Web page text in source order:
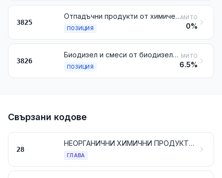
3825
Отпадъчни продукти от химическата или свързани с нея промишлености, неупоменати нито включени другаде; битови отпадъци; утайки от отпадъчни води; други отпадъци, упоменати в забележка 6 към настоящата глава
ПОЗИЦИЯ
МИТО
0%
3826
Биодизел и смеси от биодизел, които не съдържат нефтени масла или масла от битуминозни минерали, или ги съдържат, но под 70 % тегловно
ПОЗИЦИЯ
МИТО
6.5%
Свързани кодове
28
НЕОРГАНИЧНИ ХИМИЧНИ ПРОДУКТИ; НЕОРГАНИЧНИ ИЛИ ОРГАНИЧНИ СЪЕДИНЕНИЯ НА БЛАГОРОДНИ МЕТАЛИ, НА РАДИОАКТИВНИ ЕЛЕМЕНТИ, НА РЕДКОЗЕМНИ МЕТАЛИ ИЛИ НА ИЗОТОПИ
ГЛАВА